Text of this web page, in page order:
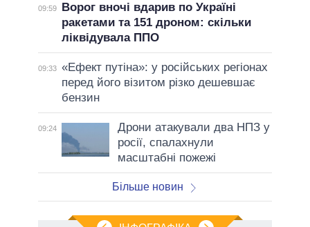
09:59
Ворог вночі вдарив по Україні
ракетами та 151 дроном: скільки
ліквідувала ППО
09:33 «Ефект путіна»: у російських регіонах
перед його візитом різко дешевшає
бензин
09:24
Дрони атакували два НПЗ у
росії, спалахнули
масштабні пожежі
Більше новин